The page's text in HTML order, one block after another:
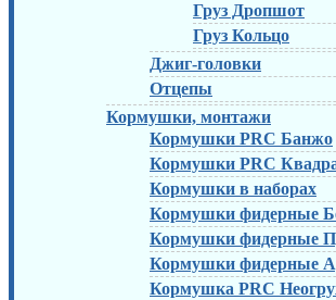
Груз Дропшот
Груз Кольцо
Джиг-головки
Отцепы
Кормушки, монтажи
Кормушки PRC Банжо
Кормушки PRC
Кормушки в наборах
Кормушки фидерные
Кормушки фидерные
Кормушки фидерные
Кормушка PRC